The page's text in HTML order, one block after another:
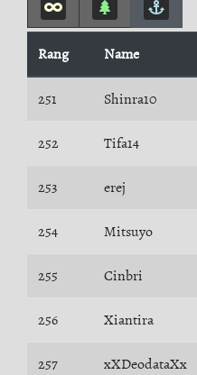
Rang Name
251 Shinra10
252 Tifa14
253 erej
254 Mitsuyo
255 Cinbri
256 Xiantira
257 xXDeodataXx